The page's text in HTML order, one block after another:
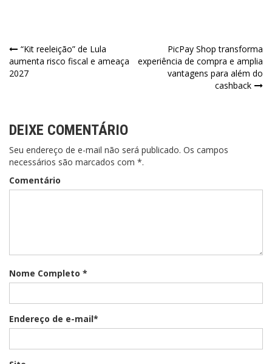
Navegação
de
“Kit reeleição” de Lula
aumenta risco fiscal e ameaça
2027
PicPay Shop transforma
experiência de compra e amplia
vantagens para além do
cashback
DEIXE COMENTÁRIO
Seu endereço de e-mail não será publicado. Os campos
necessários são marcados com *.
Comentário
Nome Completo *
Endereço de e-mail*